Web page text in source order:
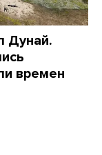
Дунай.
времен